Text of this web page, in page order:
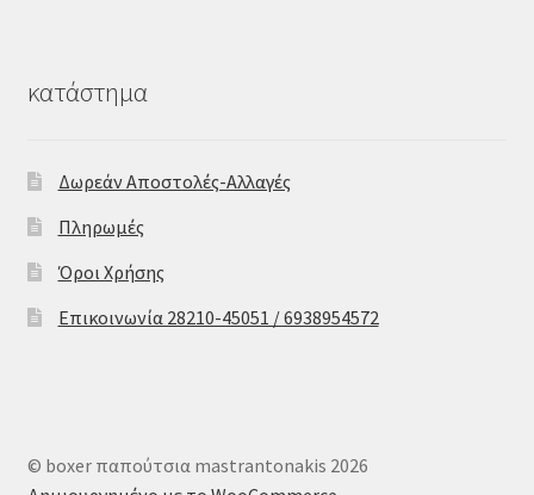
κατάστημα
Δωρεάν Αποστολές-Αλλαγές
Πληρωμές
Όροι Χρήσης
Επικοινωνία 28210-45051 / 6938954572
© boxer παπούτσια mastrantonakis 2026